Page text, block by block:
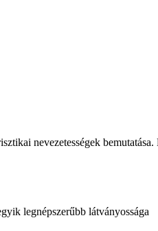
nevezetességek
legnépszerűbb látványossága